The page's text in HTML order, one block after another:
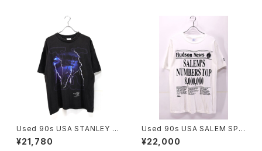
Used 90s USA STANLEY D
ESANTIS X-FILE SF TV Gra
phic T-Shirt Size L 古着
¥21,780
Used 90s USA SALEM SPO
RTS WEAR News Paper Gr
aphic T-Shirt Size L 古着
¥22,000